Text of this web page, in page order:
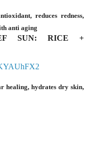
reduces redness,
anti aging
SUN: RICE +
healing, hydrates dry skin,